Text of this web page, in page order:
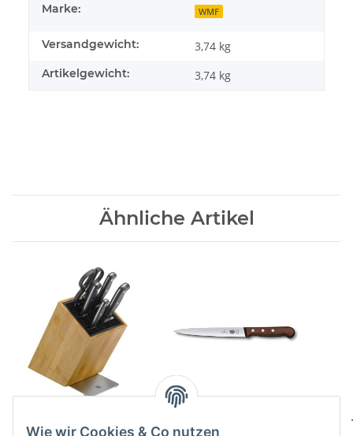
Marke: WMF
Versandgewicht: 3,74 kg
Artikelgewicht: 3,74 kg
Ähnliche Artikel
SPITZENKLASSE PLUS 6
Filetiermesser, Wood
Wie wir Cookies & Co nutzen